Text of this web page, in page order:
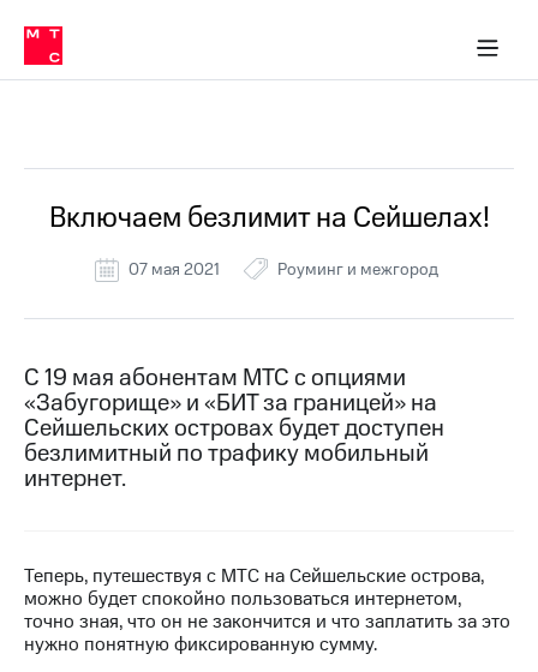
связь
Сервисы и подписки
30% на связь
кабинеты
Мобильная
и
Спутниковое
ТВ
Деньги
связь
Перенести
номер
в МТС
Тарифы
Роуминг
Семейная
в МТС
Услуги
Роуминг
кабинет
Скачать
приложение
Мой
МТС
Акции
Тарифы
RED,
РИИЛ
Включаем безлимит на Сейшелах!
07 мая 2021 Роуминг и межгород
С 19 мая абонентам МТС с опциями
«Забугорище» и «БИТ за границей» на
Сейшельских островах будет доступен
безлимитный по трафику мобильный
интернет.
Теперь, путешествуя с МТС на Сейшельские острова,
можно будет спокойно пользоваться интернетом,
точно зная, что он не закончится и что заплатить за это
нужно понятную фиксированную сумму.